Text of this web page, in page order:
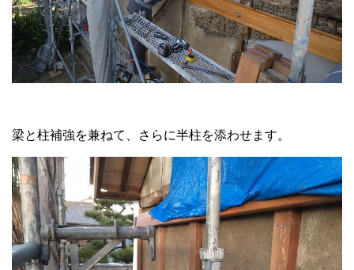
梁と柱補強を兼ねて、さらに半柱を添わせます。